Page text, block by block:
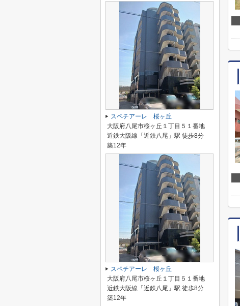
スペチアーレ 桜ヶ丘
大阪府八尾市桜ヶ丘１丁目５１番地
近鉄大阪線「近鉄八尾」駅 徒歩8分
築12年
スペチアーレ 桜ヶ丘
大阪府八尾市桜ヶ丘１丁目５１番地
近鉄大阪線「近鉄八尾」駅 徒歩8分
築12年